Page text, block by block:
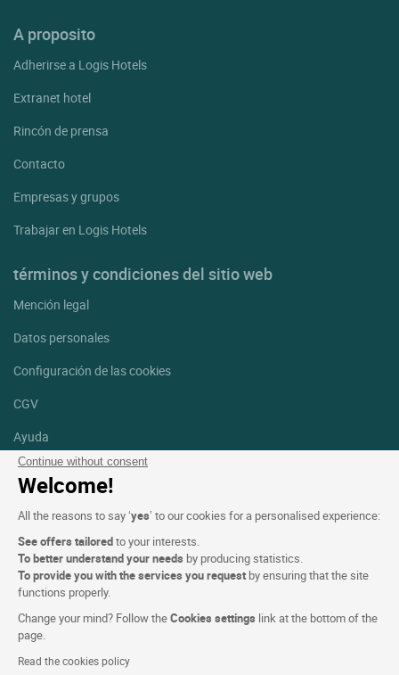
Continue without consent
Welcome!
All the reasons to say ‘yes’ to our cookies for a personalised experience:
See offers tailoredto your interests.
To better understand your needs by producing statistics.
To provide you with the services you request by ensuring that the site
functions properly.
Change your mind? Follow theCookies settings link at the bottom of the
page.
Read the cookies policy
A proposito
Adherirse a Logis Hotels
Extranet hotel
Rincón de prensa
Contacto
Empresas y grupos
Trabajar en Logis Hotels
términos y condiciones del sitio web
Mención legal
Datos personales
Configuración de las cookies
CGV
Ayuda
Mapa del sitio
fotografías
Síguenos
Facebook
Instagram
Linkedin